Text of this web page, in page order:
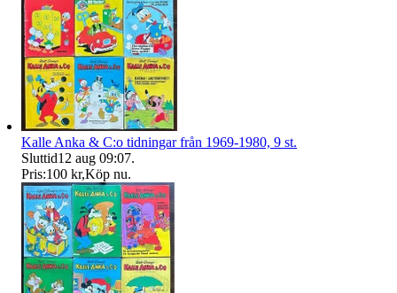
Kalle Anka & C:o tidningar från 1969-1980, 9 st.
Sluttid12 aug 09:07.
Pris:100 kr,Köp nu.